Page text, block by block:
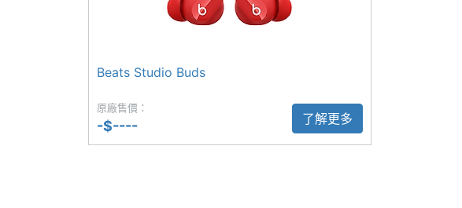
◎ 可與 iOS / Android 行動裝置搭配使用
◎ Class 1 藍牙技術
配戴感應功能 Yes
手勢操作
左右耳同步傳輸
Beats Studio Buds
原廠售價：
-$---- 了解更多